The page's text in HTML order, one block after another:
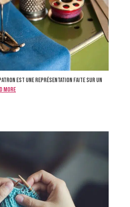
est une représentation faite sur un
more